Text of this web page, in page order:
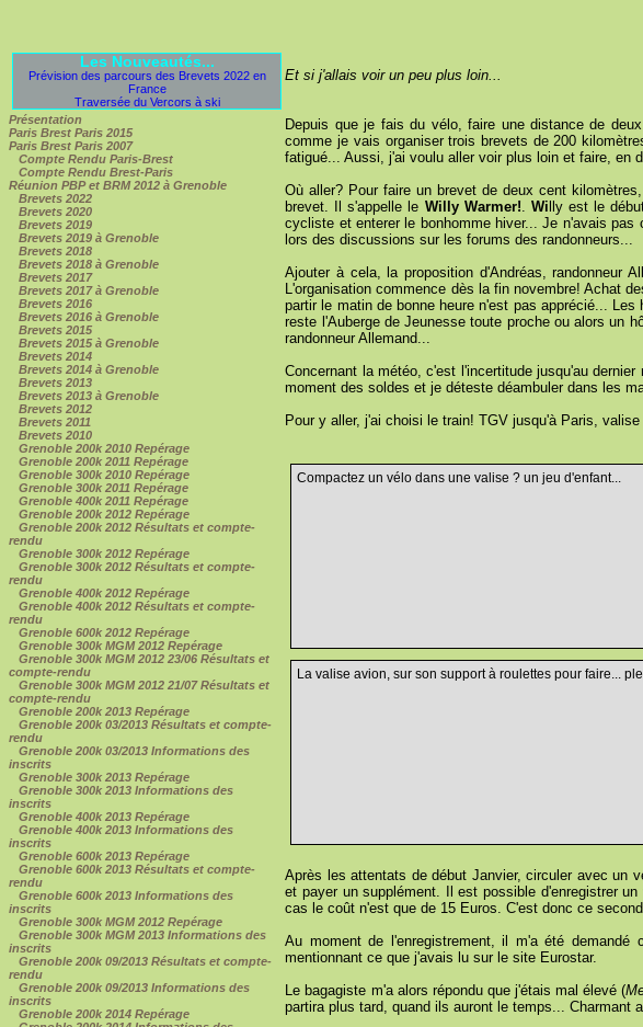
Les Nouveautés...
Prévision des parcours des Brevets 2022 en
France
Traversée du Vercors à ski
Présentation
Paris Brest Paris 2015
Paris Brest Paris 2007
Compte Rendu Paris-Brest
Compte Rendu Brest-Paris
Réunion PBP et BRM 2012 à Grenoble
Brevets 2022
Brevets 2020
Brevets 2019
Brevets 2019 à Grenoble
Brevets 2018
Brevets 2018 à Grenoble
Brevets 2017
Brevets 2017 à Grenoble
Brevets 2016
Brevets 2016 à Grenoble
Brevets 2015
Brevets 2015 à Grenoble
Brevets 2014
Brevets 2014 à Grenoble
Brevets 2013
Brevets 2013 à Grenoble
Brevets 2012
Brevets 2011
Brevets 2010
Grenoble 200k 2010 Repérage
Grenoble 200k 2011 Repérage
Grenoble 300k 2010 Repérage
Grenoble 300k 2011 Repérage
Grenoble 400k 2011 Repérage
Grenoble 200k 2012 Repérage
Grenoble 200k 2012 Résultats et compte-
rendu
Grenoble 300k 2012 Repérage
Grenoble 300k 2012 Résultats et compte-
rendu
Grenoble 400k 2012 Repérage
Grenoble 400k 2012 Résultats et compte-
rendu
Grenoble 600k 2012 Repérage
Grenoble 300k MGM 2012 Repérage
Grenoble 300k MGM 2012 23/06 Résultats et
compte-rendu
Grenoble 300k MGM 2012 21/07 Résultats et
compte-rendu
Grenoble 200k 2013 Repérage
Grenoble 200k 03/2013 Résultats et compte-
rendu
Grenoble 200k 03/2013 Informations des
inscrits
Grenoble 300k 2013 Repérage
Grenoble 300k 2013 Informations des
inscrits
Grenoble 400k 2013 Repérage
Grenoble 400k 2013 Informations des
inscrits
Grenoble 600k 2013 Repérage
Grenoble 600k 2013 Résultats et compte-
rendu
Grenoble 600k 2013 Informations des
inscrits
Grenoble 300k MGM 2012 Repérage
Grenoble 300k MGM 2013 Informations des
inscrits
Grenoble 200k 09/2013 Résultats et compte-
rendu
Grenoble 200k 09/2013 Informations des
inscrits
Grenoble 200k 2014 Repérage
Et si j'allais voir un peu plus loin...
Depuis que je fais du vélo, faire une distance de
comme je vais organiser trois brevets de 200
fatigué... Aussi, j'ai voulu aller voir plus loin et faire, en
Où aller? Pour faire un brevet de deux cent
brevet. Il s'appelle le Willy Warmer! Willy est le
cycliste et enterer le bonhomme hiver... Je n'avais
lors des discussions sur les forums des randonneurs...
Ajouter à cela, la proposition d'Andréas, randonneur
L'organisation commence dès la fin novembre! Achat
partir le matin de bonne heure n'est pas apprécié...
reste l'Auberge de Jeunesse toute proche ou alors un
randonneur Allemand...
Concernant la météo, c'est l'incertitude jusqu'au
moment des soldes et je déteste déambuler dans les
Pour y aller, j'ai choisi le train! TGV jusqu'à Paris,
Compactez un vélo dans une valise ? un jeu d'enfant...
La valise avion, sur son support à roulettes pour faire...
Après les attentats de début Janvier, circuler avec un
et payer un supplément. Il est possible d'enregistrer
cas le coût n'est que de 15 Euros. C'est donc ce
Au moment de l'enregistrement, il m'a été
mentionnant ce que j'avais lu sur le site Eurostar.
Le bagagiste m'a alors répondu que j'étais mal élevé (
partira plus tard, quand ils auront le temps...